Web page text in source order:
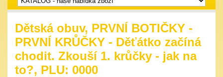
Dětská obuv, PRVNÍ BOTIČKY -
PRVNÍ KRŮČKY - Děťátko začíná
chodit. Zkouší 1. krůčky - jak na
to?, PLU: 0000